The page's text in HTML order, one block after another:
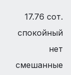
17.76 сот.
спокойный
нет
смешанные